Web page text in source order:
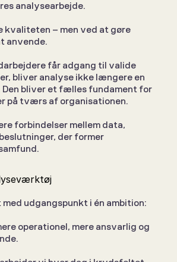
analysearbejde.
kvaliteten – men ved at gøre
anvende.
får adgang til valide
bliver analyse ikke længere en
Den bliver et fælles fundament for
på tværs af organisationen.
forbindelser mellem data,
der former
udgangspunkt i én ambition:
operationel, mere ansvarlig og